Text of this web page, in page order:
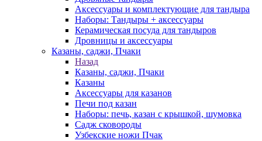
Аксессуары и комплектующие для тандыра
Наборы: Тандыры + аксессуары
Керамическая посуда для тандыров
Дровницы и аксессуары
Казаны, саджи, Пчаки
Назад
Казаны, саджи, Пчаки
Казаны
Аксессуары для казанов
Печи под казан
Наборы: печь, казан с крышкой, шумовка
Садж сковороды
Узбекские ножи Пчак